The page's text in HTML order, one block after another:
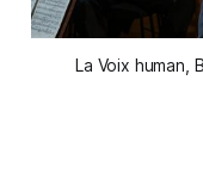
La Voix human,